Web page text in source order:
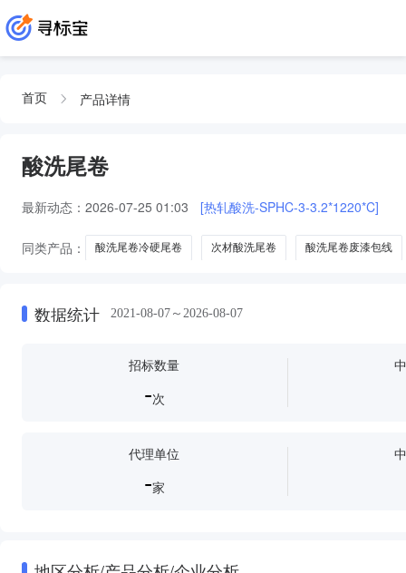
首页 产品详情
酸洗尾卷
最新动态： 2026-07-25 01:03 [热轧酸洗-SPHC-3-3.2*1220*C]
同类产品： 酸洗尾卷冷硬尾卷 次材酸洗尾卷 酸洗尾卷废漆包线
数据统计 2021-08-07～2026-08-07
招标数量
-次
代理单位
-家